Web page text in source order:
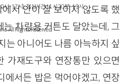
서 안이 잘 보이지 않도록 했
는 차량용 커튼도 달았는데, 그
는 아니어도 나름 아늑하지 싶
가재도구와 연장통만 있으면
에서든 밥은 먹어야겠고, 연장
~17시), 점심시간 11시 30분~13시
All Rights Reserved.